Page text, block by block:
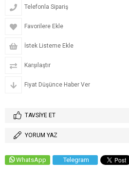
Telefonla Sipariş
Favorilere Ekle
İstek Listeme Ekle
Karşılaştır
Fiyat Düşünce Haber Ver
TAVSIYE ET
YORUM YAZ
WhatsApp Telegram